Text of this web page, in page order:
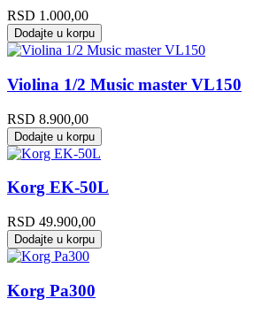
RSD 1.000,00
Dodajte u korpu
Violina 1/2 Music master VL150
RSD 8.900,00
Dodajte u korpu
Korg EK-50L
RSD 49.900,00
Dodajte u korpu
Korg Pa300